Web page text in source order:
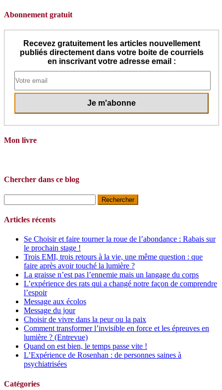
Abonnement gratuit
Recevez gratuitement les articles nouvellement
publiés directement dans votre boite de courriels
en inscrivant votre adresse email :
Mon livre
Chercher dans ce blog
Articles récents
Se Choisir et faire tourner la roue de l’abondance : Rabais sur
le prochain stage !
Trois EMI, trois retours à la vie, une même question : que
faire après avoir touché la lumière ?
La graisse n’est pas l’ennemie mais un langage du corps
L’expérience des rats qui a changé notre façon de comprendre
l’espoir
Message aux écolos
Message du jour
Choisir de vivre dans la peur ou la paix
Comment transformer l’invisible en force et les épreuves en
lumière ? (Entrevue)
Quand on est bien, le temps passe vite !
L’Expérience de Rosenhan : de personnes saines à
psychiatrisées
Catégories